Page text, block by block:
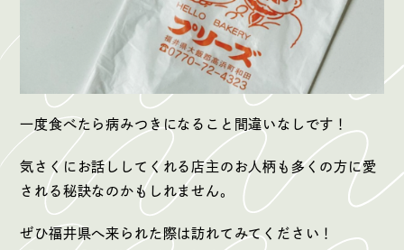
一度食べたら病みつきになること間違いなしです！
気さくにお話ししてくれる店主のお人柄も多くの方に愛
される秘訣なのかもしれません。
ぜひ福井県へ来られた際は訪れてみてください！